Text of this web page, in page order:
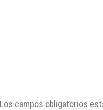
Los campos obligatorios